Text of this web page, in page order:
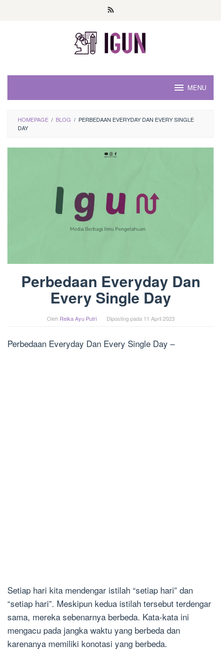
MENU
HOMEPAGE / BLOG / PERBEDAAN EVERYDAY DAN EVERY SINGLE
DAY
Perbedaan Everyday Dan
Every Single Day
Oleh Reika Ayu Putri Diposting pada 11 April 2023
Perbedaan Everyday Dan Every Single Day –
Setiap hari kita mendengar istilah “setiap hari” dan
“setiap hari”. Meskipun kedua istilah tersebut terdengar
sama, mereka sebenarnya berbeda. Kata-kata ini
mengacu pada jangka waktu yang berbeda dan
karenanya memiliki konotasi yang berbeda.